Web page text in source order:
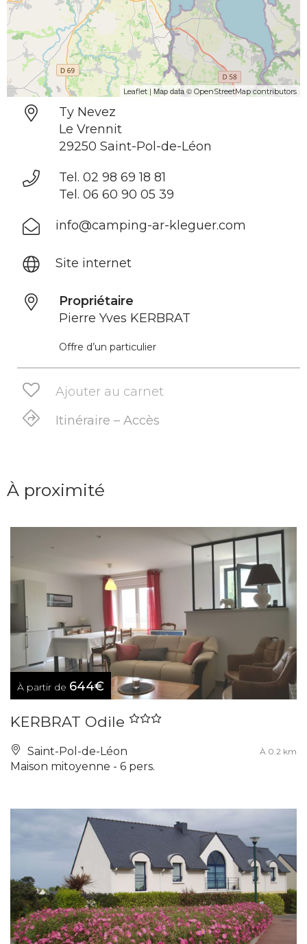
Leaflet | Map data © OpenStreetMap contributors
Ty Nevez
Le Vrennit
29250 Saint-Pol-de-Léon
Tel. 02 98 69 18 81
Tel. 06 60 90 05 39
info@camping-ar-kleguer.com
Site internet
Propriétaire
Pierre Yves KERBRAT
Offre d’un particulier
Ajouter au carnet
Itinéraire – Accès
À proximité
À partir de 644€
KERBRAT Odile
Saint-Pol-de-Léon À 0.2 km
Maison mitoyenne - 6 pers.